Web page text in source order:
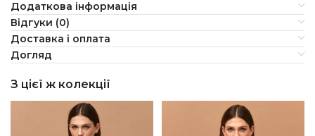
Додаткова інформація
Відгуки (0)
Доставка і оплата
Догляд
З цієї ж колекції